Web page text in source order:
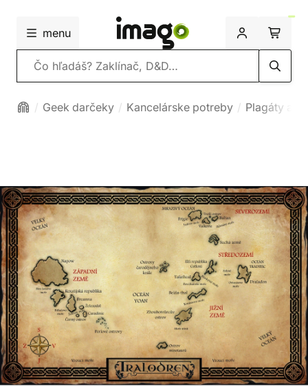
menu
Vyhľadávanie
Geek darčeky Kancelárske potreby Plagáty a